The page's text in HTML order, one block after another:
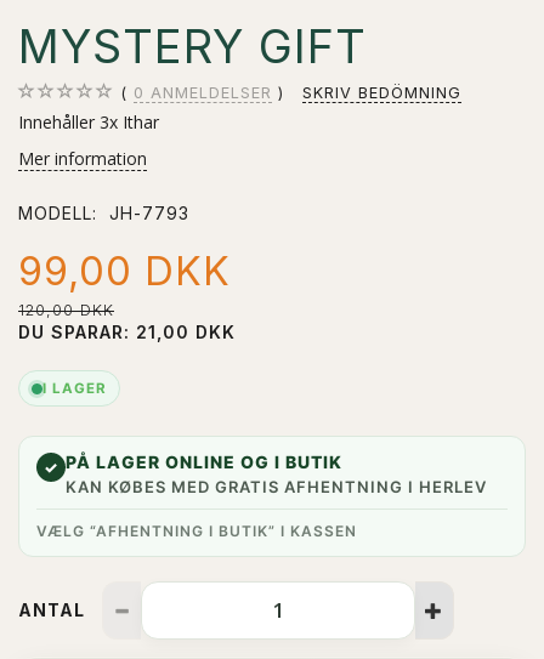
MYSTERY GIFT
0 ANMELDELSER SKRIV BEDÖMNING
Innehåller 3x Ithar
Mer information
MODELL: JH-7793
99,00 DKK
120,00 DKK
DU SPARAR: 21,00 DKK
I LAGER
✓ PÅ LAGER ONLINE OG I BUTIK
KAN KØBES MED GRATIS AFHENTNING I HERLEV
VÆLG “AFHENTNING I BUTIK” I KASSEN
ANTAL